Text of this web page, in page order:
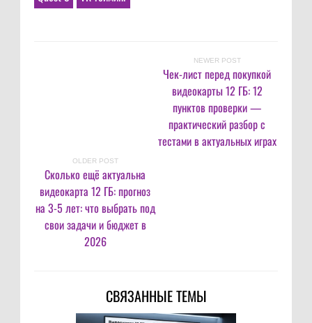
NEWER POST
Чек-лист перед покупкой
видеокарты 12 ГБ: 12
пунктов проверки —
практический разбор с
тестами в актуальных играх
OLDER POST
Сколько ещё актуальна
видеокарта 12 ГБ: прогноз
на 3-5 лет: что выбрать под
свои задачи и бюджет в
2026
СВЯЗАННЫЕ ТЕМЫ